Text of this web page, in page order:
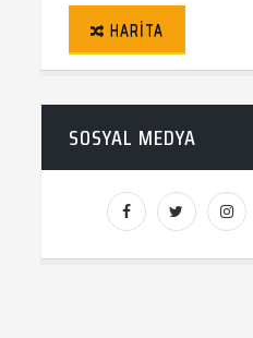
HARITA
SOSYAL MEDYA